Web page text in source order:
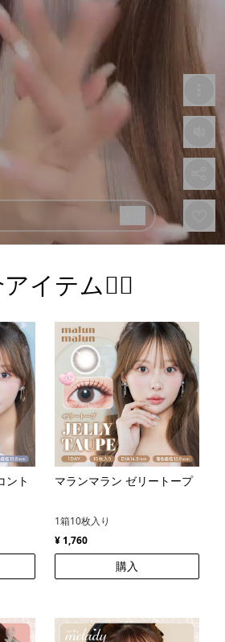
イテム💁‍♀️
ント
マランマラン ゼリートープ
1箱10枚入り
¥ 1,760
購入